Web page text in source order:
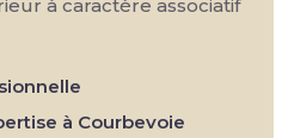
à caractère associatif
à Courbevoie